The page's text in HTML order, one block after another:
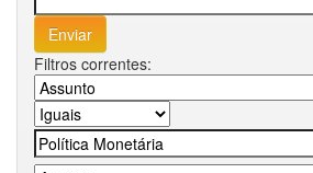
Filtros correntes: